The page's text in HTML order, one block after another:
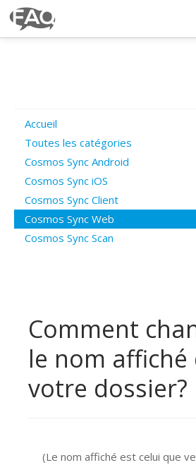
Poser une question
Questions ouvertes
Connexion
Accueil
Toutes les catégories
Cosmos Sync Android
Cosmos Sync iOS
Cosmos Sync Client
Cosmos Sync Web
Cosmos Sync Scan
Comment
le nom affiché
votre dossier?
(Le nom affiché est celui que